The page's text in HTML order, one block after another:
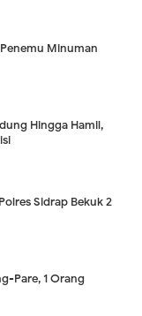
Minuman
Hingga Hamil,
Sidrap Bekuk 2
Pare, 1 Orang